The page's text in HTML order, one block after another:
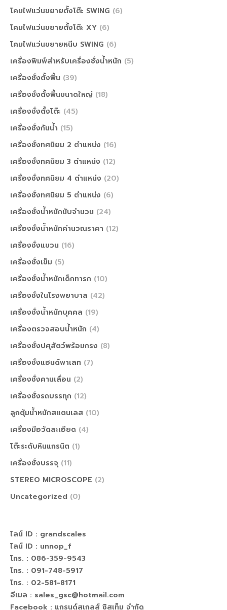
โคมไฟแว่นขยายตั้งโต๊ะ SWING (6)
โคมไฟแว่นขยายตั้งโต๊ะ XY (6)
โคมไฟแว่นขยายหนีบ SWING (6)
เครื่องพิมพ์สำหรับเครื่องชั่งน้ำหนัก (5)
เครื่องชั่งตั้งพื้น (39)
เครื่องชั่งตั้งพื้นขนาดใหญ่ (18)
เครื่องชั่งตั้งโต๊ะ (45)
เครื่องชั่งกันน้ำ (15)
เครื่องชั่งทศนิยม 2 ตำแหน่ง (16)
เครื่องชั่งทศนิยม 3 ตำแหน่ง (12)
เครื่องชั่งทศนิยม 4 ตำแหน่ง (20)
เครื่องชั่งทศนิยม 5 ตำแหน่ง (6)
เครื่องชั่งน้ำหนักนับจำนวน (24)
เครื่องชั่งน้ำหนักคำนวณราคา (12)
เครื่องชั่งแขวน (16)
เครื่องชั่งเข็ม (5)
เครื่องชั่งน้ำหนักเด็กทารก (10)
เครื่องชั่งในโรงพยาบาล (42)
เครื่องชั่งน้ำหนักบุคคล (19)
เครื่องตรวจสอบน้ำหนัก (4)
เครื่องชั่งปศุสัตว์พร้อมกรง (8)
เครื่องชั่งแฮนด์พาเลท (7)
เครื่องชั่งคานเลื่อน (2)
เครื่องชั่งรถบรรทุก (12)
ลูกตุ้มน้ำหนักสแตนเลส (10)
เครื่องมือวัดละเอียด (4)
โต๊ะระดับหินแกรนิต (1)
เครื่องชั่งบรรจุ (11)
STEREO MICROSCOPE (2)
Uncategorized (0)
ไลน์ ID : grandscales
ไลน์ ID : unnop_f
โทร. : 086-359-9543
โทร. : 091-748-5917
โทร. : 02-581-8171
อีเมล : sales_gsc@hotmail.com
Facebook : แกรนด์สเกลส์ ซิสเท็ม จำกัด